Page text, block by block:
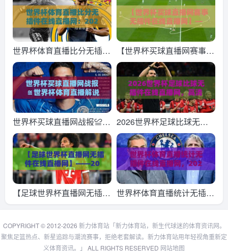
压球直播现场无插件在线直
播网】2026最新体验指南
指南（世界杯直播平台网站
无插件在线直播网）
世界杯体育直播比分无插件
在线直播网：2026年观赛
新体验（世界杯体育直播比
分无插件在线直播网）
【世界杯买球直播网赛事无
插件在线直播网】——202
6年观赛新选择，告别卡顿
与延迟！
世界杯买球直播网战报≌世
界杯体育直播解说无插件在
线直播网，2026世界杯观
赛新姿势：不吹不黑，这才
是真香选择
2026世界杯足球比球无插
件在线直播网，高清流畅无
广告，这几大亮点让你爱不
释手
【足球世界杯直播网无插件
在线直播网】——2026年
看球新姿势，无插件直播真
香！
世界杯体育直播统计无插件
在线直播网，2026年球迷
看球新选择！
COPYRIGHT © 2012-2026 新力体育站「新力体育站，新生代球迷的体育资讯网。
聚焦足篮热点、新星追踪与潮流赛事，拒绝老套解读。新力体育站用年轻视角重新定
义体育资讯。」
ALL RIGHTS RESERVED 网站地图